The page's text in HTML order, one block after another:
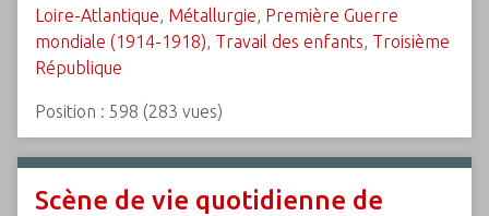
Loire-Atlantique, Métallurgie, Première Guerre
mondiale (1914-1918), Travail des enfants, Troisième
République
Position : 598 (283 vues)
Scène de vie quotidienne de